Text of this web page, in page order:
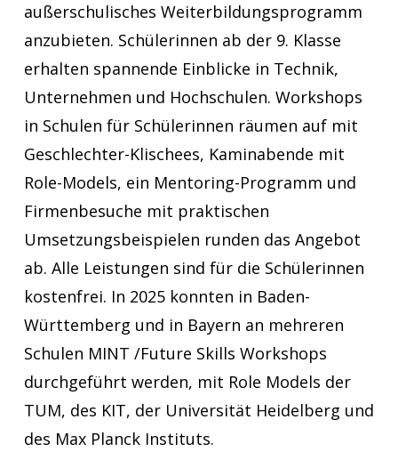
außerschulisches Weiterbildungsprogramm
anzubieten. Schülerinnen ab der 9. Klasse
erhalten spannende Einblicke in Technik,
Unternehmen und Hochschulen. Workshops
in Schulen für Schülerinnen räumen auf mit
Geschlechter-Klischees, Kaminabende mit
Role-Models, ein Mentoring-Programm und
Firmenbesuche mit praktischen
Umsetzungsbeispielen runden das Angebot
ab. Alle Leistungen sind für die Schülerinnen
kostenfrei. In 2025 konnten in Baden-
Württemberg und in Bayern an mehreren
Schulen MINT /Future Skills Workshops
durchgeführt werden, mit Role Models der
TUM, des KIT, der Universität Heidelberg und
des Max Planck Instituts.